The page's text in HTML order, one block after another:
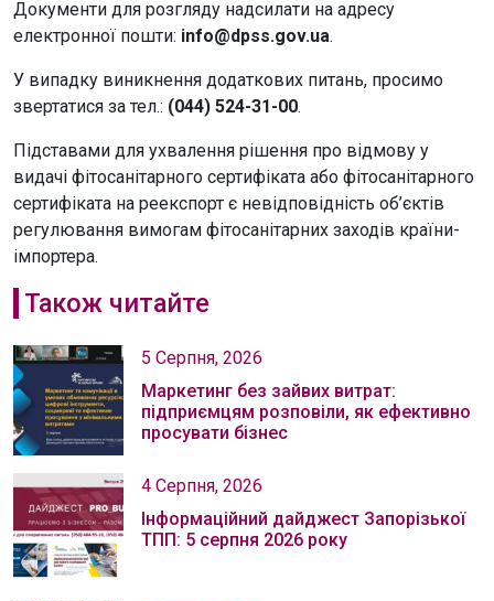
Документи для розгляду надсилати на адресу
електронної пошти: info@dpss.gov.ua.
У випадку виникнення додаткових питань, просимо
звертатися за тел.: (044) 524-31-00.
Підставами для ухвалення рішення про відмову у
видачі фітосанітарного сертифіката або фітосанітарного
сертифіката на реекспорт є невідповідність об’єктів
регулювання вимогам фітосанітарних заходів країни-
імпортера.
Також читайте
5 Серпня, 2026
Маркетинг без зайвих витрат:
підприємцям розповіли, як ефективно
просувати бізнес
4 Серпня, 2026
Інформаційний дайджест Запорізької
ТПП: 5 серпня 2026 року